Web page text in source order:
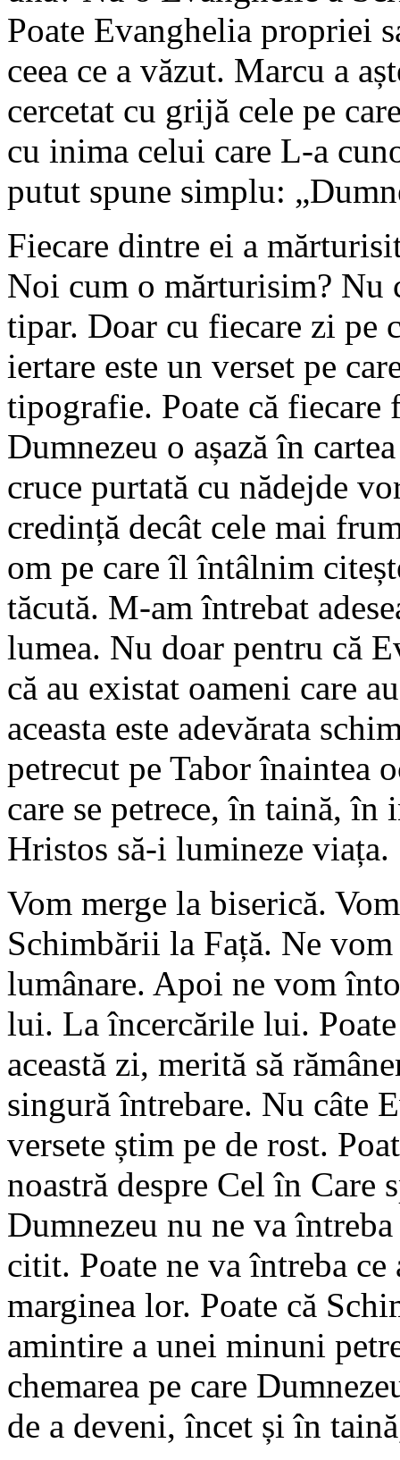
Poate Evanghelia propriei
ceea ce a văzut. Marcu a
cercetat cu grijă cele pe
cu inima celui care L-a
putut spune simplu:
Fiecare dintre ei a
Noi cum o mărturisim? Nu
tipar. Doar cu fiecare zi pe
iertare este un verset pe
tipografie. Poate că fiecare
Dumnezeu o așază în
cruce purtată cu nădejde
credință decât cele mai
om pe care îl întâlnim
tăcută. M-am întrebat
lumea. Nu doar pentru că
că au existat oameni care
aceasta este adevărata
petrecut pe Tabor înaintea
care se petrece, în taină,
Hristos să-i lumineze viața.
Vom merge la biserică.
Schimbării la Față. Ne
lumânare. Apoi ne vom
lui. La încercările lui.
această zi, merită să
singură întrebare. Nu câte
versete știm pe de rost.
noastră despre Cel în Care
Dumnezeu nu ne va
citit. Poate ne va întreba
marginea lor. Poate că
amintire a unei minuni
chemarea pe care
de a deveni, încet și în